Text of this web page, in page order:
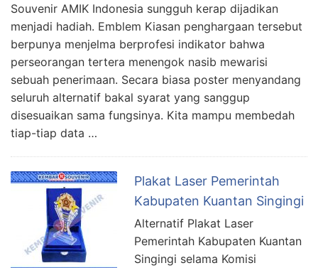
Souvenir AMIK Indonesia sungguh kerap dijadikan
menjadi hadiah. Emblem Kiasan penghargaan tersebut
berpunya menjelma berprofesi indikator bahwa
perseorangan tertera menengok nasib mewarisi
sebuah penerimaan. Secara biasa poster menyandang
seluruh alternatif bakal syarat yang sanggup
disesuaikan sama fungsinya. Kita mampu membedah
tiap-tiap data …
Plakat Laser Pemerintah
Kabupaten Kuantan Singingi
Alternatif Plakat Laser
Pemerintah Kabupaten Kuantan
Singingi selama Komisi